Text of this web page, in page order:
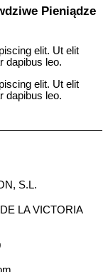
Pieniądze
elit. Ut elit
dapibus leo.
elit. Ut elit
dapibus leo.
S.L.
LA VICTORIA